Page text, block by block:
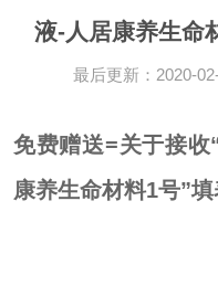
液-人居康养生命
最后更新：2020-
免费赠送=关于接
康养生命材料1号”